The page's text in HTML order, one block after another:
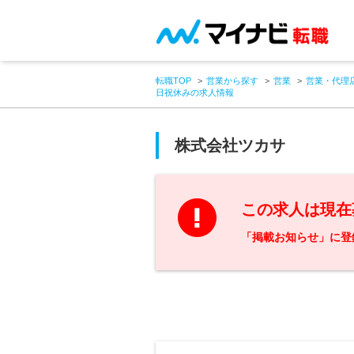
転職TOP 営業から探す 営業
営業・代理
日祝休みの求人情報
株式会社ツカサ
この求人は現
「掲載お知らせ」に